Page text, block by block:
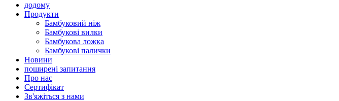
додому
Продукти
Бамбуковий ніж
Бамбукові вилки
Бамбукова ложка
Бамбукові палички
Новини
поширені запитання
Про нас
Сертифікат
Зв'яжіться з нами